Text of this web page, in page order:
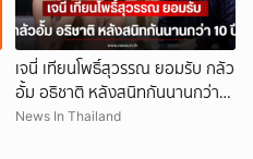
เจนี่ เทียนโพธิ์สุวรรณ ยอมรับ กลัว
อั้ม อธิชาติ หลังสนิทกันนานกว่า
10 ปี
News In Thailand